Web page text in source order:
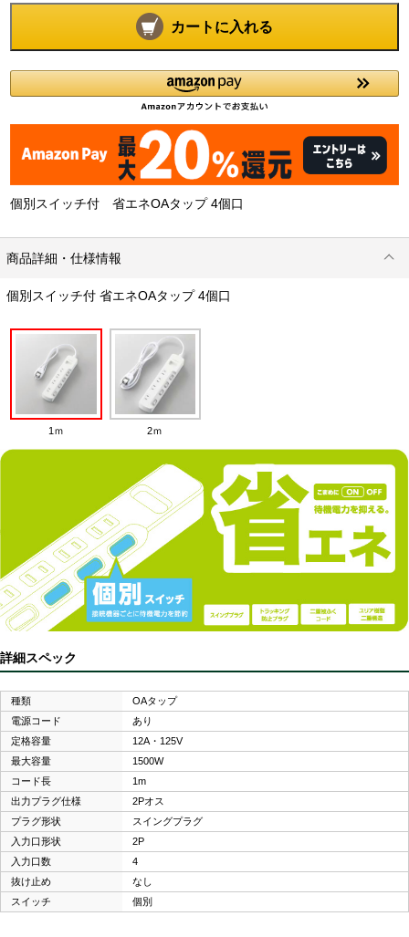
カートに入れる
個別スイッチ付 省エネOAタップ 4個口
商品詳細・仕様情報
個別スイッチ付 省エネOAタップ 4個口
1ｍ 2ｍ
詳細スペック
種類
OAタップ
電源コード
あり
定格容量
12A・125V
最大容量
1500W
コード長
1m
出力プラグ仕様
2Pオス
プラグ形状
スイングプラグ
入力口形状
2P
入力口数
4
抜け止め
なし
スイッチ
個別